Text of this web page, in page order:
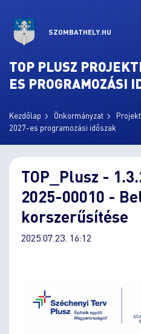
SZOMBATHELY.HU
TOP PLUSZ
ES PROGRAMOZÁSI
Kezdőlap Önkormányzat
2027-es programozási időszak
TOP_Plusz -
2025-00010 -
korszerűsítése
2025.07.23. 16:12